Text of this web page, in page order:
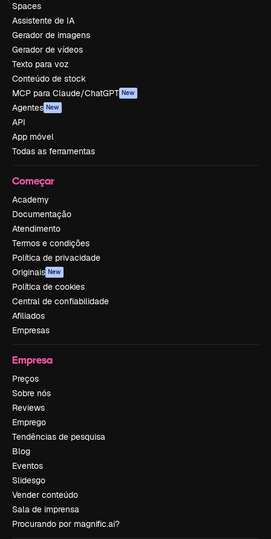
Spaces
Assistente de IA
Gerador de imagens
Gerador de vídeos
Texto para voz
Conteúdo de stock
MCP para Claude/ChatGPT New
Agentes New
API
App móvel
Todas as ferramentas
Começar
Academy
Documentação
Atendimento
Termos e condições
Política de privacidade
Originais New
Política de cookies
Central de confiabilidade
Afiliados
Empresas
Empresa
Preços
Sobre nós
Reviews
Emprego
Tendências de pesquisa
Blog
Eventos
Slidesgo
Vender conteúdo
Sala de imprensa
Procurando por magnific.ai?